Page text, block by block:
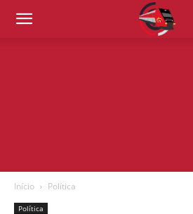
Início Política
Política